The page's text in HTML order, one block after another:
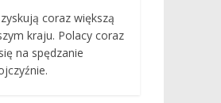
coraz większą
kraju. Polacy coraz
na spędzanie